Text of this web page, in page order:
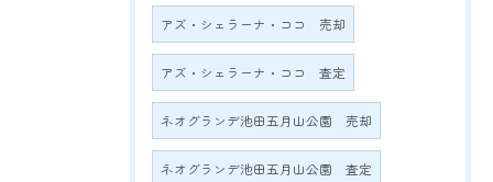
アズ・シェラーナ・ココ 売却
アズ・シェラーナ・ココ 査定
ネオグランデ池田五月山公園 売却
ネオグランデ池田五月山公園 査定